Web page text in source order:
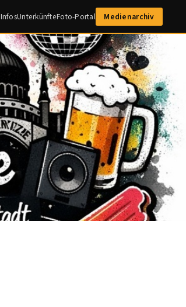
InfosUnterkünfteFoto-Portal Medienarchiv